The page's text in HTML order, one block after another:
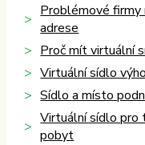
Problémové firmy
adrese
Proč mít virtuální
Virtuální sídlo
Sídlo a místo
Virtuální sídlo pro
pobyt